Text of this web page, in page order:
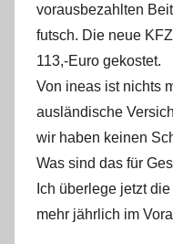
vorausbezahlten
futsch. Die neue
113,-Euro gekostet.
Von ineas ist nichts
ausländische
wir haben keinen
Was sind das für
Ich überlege jetzt
mehr jährlich im